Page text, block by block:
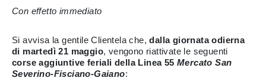
Con effetto immediato
Si avvisa la gentile Clientela che,dalla giornata odierna
di martedì 21 maggio, vengono riattivate le seguenti
corse aggiuntive feriali della Linea 55 Mercato San
Severino-Fisciano-Gaiano: